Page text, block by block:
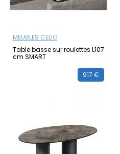
MEUBLES CELIO
Table basse sur roulettes L107
cm SMART
917 €